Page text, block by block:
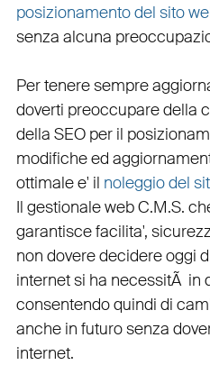
posizionamento del sito
senza alcuna
Per tenere sempre
doverti preoccupare della
della SEOper il
modifiche ed
ottimale e' il noleggio del
Il gestionale web C.M.S.
garantiscefacilita',
non dovere decidere oggi
internet si ha necessitÃ in
consentendo quindi di
anche in futuro senza
internet.